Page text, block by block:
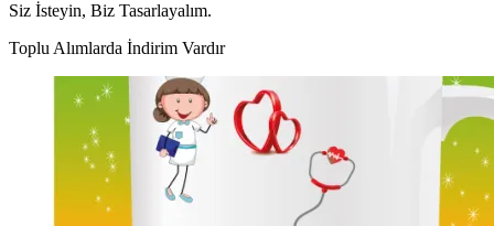
Siz İsteyin, Biz Tasarlayalım.
Toplu Alımlarda İndirim Vardır